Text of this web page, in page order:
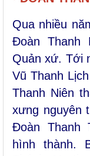
Qua nhiều
Đoàn Thanh
Quản xứ. Tới
Vũ Thanh
Thanh Niên
xưng nguyên
Đoàn Thanh
hình thành.